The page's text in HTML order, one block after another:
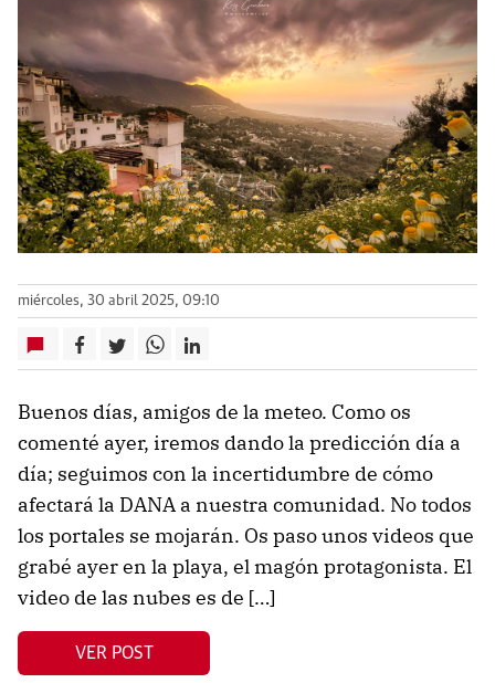
miércoles, 30 abril 2025, 09:10
Buenos días, amigos de la meteo. Como os
comenté ayer, iremos dando la predicción día a
día; seguimos con la incertidumbre de cómo
afectará la DANA a nuestra comunidad. No todos
los portales se mojarán. Os paso unos videos que
grabé ayer en la playa, el magón protagonista. El
video de las nubes es de […]
VER POST